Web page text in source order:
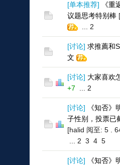
[单本推荐]
《
议题思考特别棒
2
[讨论] 求推薦和
文
[讨论] 大家喜欢
+7
2
[讨论]
《知否
子性别，投票已
[halid 阅至: 5 .
2 3 4 5
[讨论]
《知否